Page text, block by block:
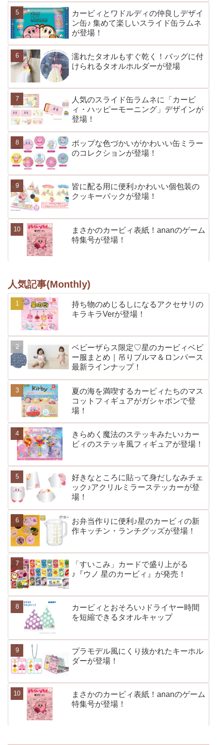
カービィとワドルディの仲良しデザイ
ン缶♪ 集めて楽しいスライド缶ラムネ
が登場！
濡れたタオルもすぐ乾く！バッグに付
けられるタオルホルダーが登場
人気のスライド缶ラムネに「カービ
ィ・ハッピーモーニング」デザインが
登場！
ポップな色づかいがかわいい缶ミラー
のコレクションが登場！
皆に配る用に便利♪かわいい個包装の
クッキーパックが登場！
まさかのカービィ表紙！ananのゲーム
特集号が登場！
人気記事(Monthly)
持ち物のめじるしになるアクセサリの
キラキラVerが登場！
ベビーザらス限定♡星のカービィベビ
ー服まとめ｜吊りブルマ＆ロンパース
最新ラインナップ！
夏の海を満喫するカービィたちのマス
コットフィギュアがガシャポンで登
場！
きらめく魔法のステッキみたい♪カー
ビィのステッキ風フィギュアが登場！
好きなところに貼って身だしなみチェ
ック♪アクリルミラーステッカーが登
場！
お弁当作りに便利♪星のカービィの新
作キッチン・ランチグッズが登場！
「すいこみ」カードで盛り上がる
♪『ウノ 星のカービィ』が発売！
カービィとおそろい♪ドライヤー時間
を短縮できるタオルキャップ
プラモデル風にくり抜かれたキーホル
ダーが登場！
まさかのカービィ表紙！ananのゲーム
特集号が登場！